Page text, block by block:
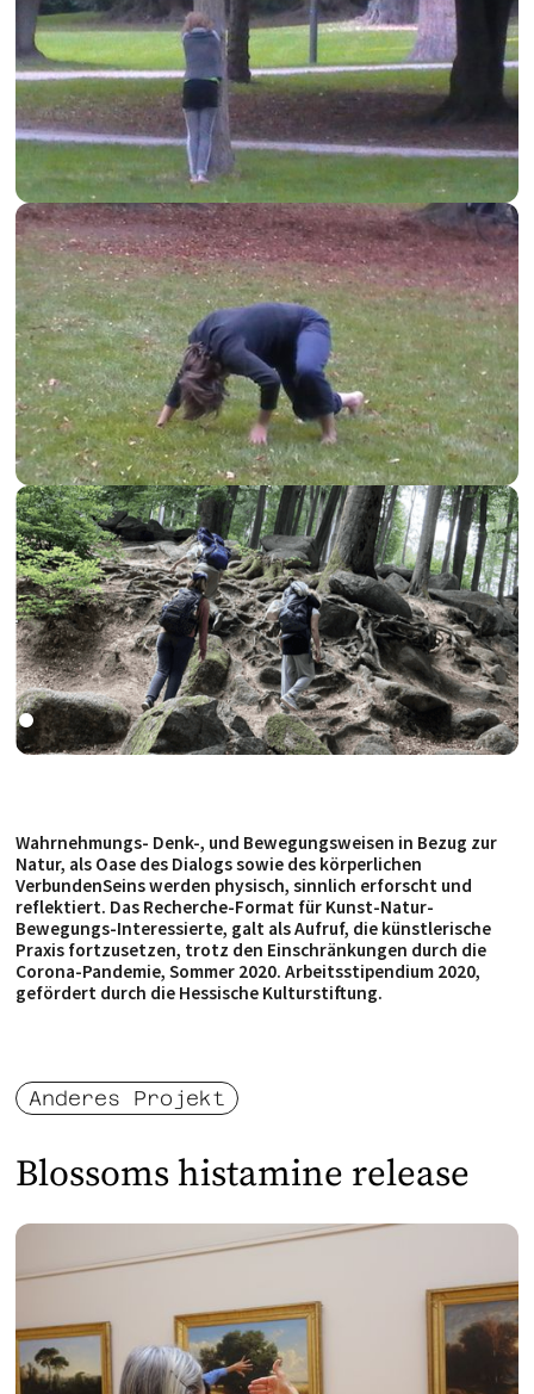
Wahrnehmungs- Denk-, und Bewegungsweisen in Bezug zur
Natur, als Oase des Dialogs sowie des körperlichen
VerbundenSeins werden physisch, sinnlich erforscht und
reflektiert. Das Recherche-Format für Kunst-Natur-
Bewegungs-Interessierte, galt als Aufruf, die künstlerische
Praxis fortzusetzen, trotz den Einschränkungen durch die
Corona-Pandemie, Sommer 2020. Arbeitsstipendium 2020,
gefördert durch die Hessische Kulturstiftung.
Anderes Projekt
Blossoms histamine release